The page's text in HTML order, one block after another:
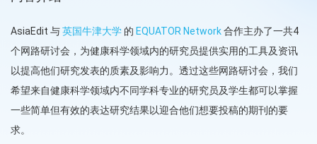
AsiaEdit 与英国牛津大学 的 EQUATOR Network合作主办了一共4
个网路研讨会，为健康科学领域内的研究员提供实用的工具及资讯
以提高他们研究发表的质素及影响力。透过这些网路研讨会，我们
希望来自健康科学领域内不同学科专业的研究员及学生都可以掌握
一些简单但有效的表达研究结果以迎合他们想要投稿的期刊的要
求。